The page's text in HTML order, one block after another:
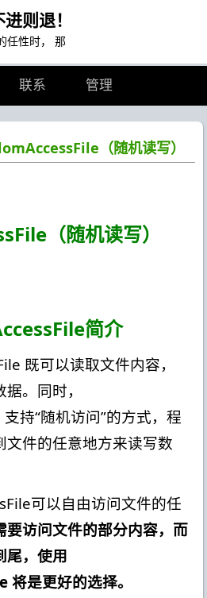
则退！
任性时， 那
联系 管理
（随机读写）
（随机读写）
简介
既可以读取文件内容，
。同时，
持“随机访问”的方式，程
文件的任意地方来读写数
可以自由访问文件的任
要访问文件的部分内容，而
尾，使用
是更好的选择。